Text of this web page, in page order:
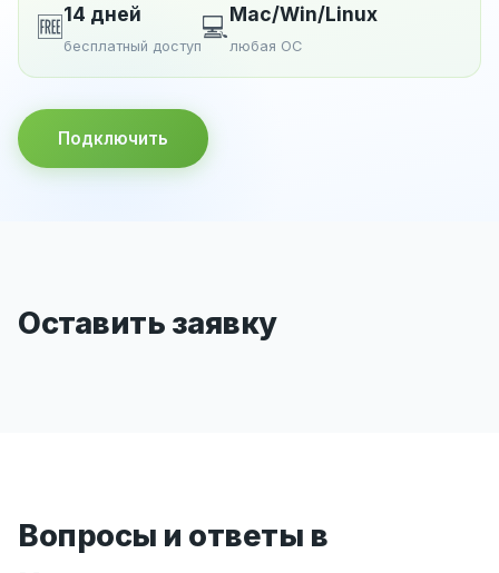
🆓14 дней
бесплатный доступ
💻Mac/Win/Linux
любая ОС
Подключить
Оставить заявку
Вопросы и ответы в